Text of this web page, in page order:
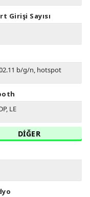
Girişi Sayısı
b/g/n, hotspot
LE
DİĞER